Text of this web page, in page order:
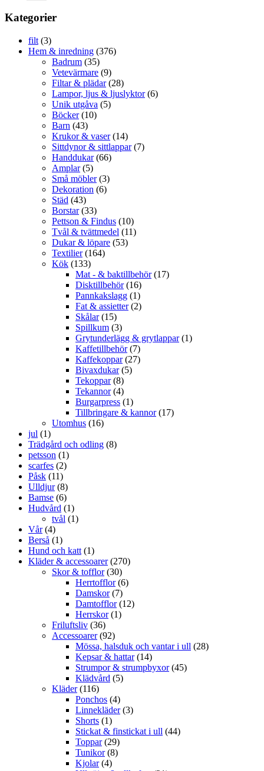
Kategorier
filt (3)
Hem & inredning (376)
Badrum (35)
Vetevärmare (9)
Filtar & plädar (28)
Lampor, ljus & ljuslyktor (6)
Unik utgåva (5)
Böcker (10)
Barn (43)
Krukor & vaser (14)
Sittdynor & sittlappar (7)
Handdukar (66)
Amplar (5)
Små möbler (3)
Dekoration (6)
Städ (43)
Borstar (33)
Pettson & Findus (10)
Tvål & tvättmedel (11)
Dukar & löpare (53)
Textilier (164)
Kök (133)
Mat - & baktillbehör (17)
Disktillbehör (16)
Pannkakslagg (1)
Fat & assietter (2)
Skålar (15)
Spillkum (3)
Grytunderlägg & grytlappar (1)
Kaffetillbehör (7)
Kaffekoppar (27)
Bivaxdukar (5)
Tekoppar (8)
Tekannor (4)
Burgarpress (1)
Tillbringare & kannor (17)
Utomhus (16)
jul (1)
Trädgård och odling (8)
petsson (1)
scarfes (2)
Påsk (11)
Ulldjur (8)
Bamse (6)
Hudvård (1)
tvål (1)
Vår (4)
Berså (1)
Hund och katt (1)
Kläder & accessoarer (270)
Skor & tofflor (30)
Herrtofflor (6)
Damskor (7)
Damtofflor (12)
Herrskor (1)
Friluftsliv (36)
Accessoarer (92)
Mössa, halsduk och vantar i ull (28)
Kepsar & hattar (14)
Strumpor & strumpbyxor (45)
Klädvård (5)
Kläder (116)
Ponchos (4)
Linnekläder (3)
Shorts (1)
Stickat & finstickat i ull (44)
Toppar (29)
Tunikor (8)
Kjolar (4)